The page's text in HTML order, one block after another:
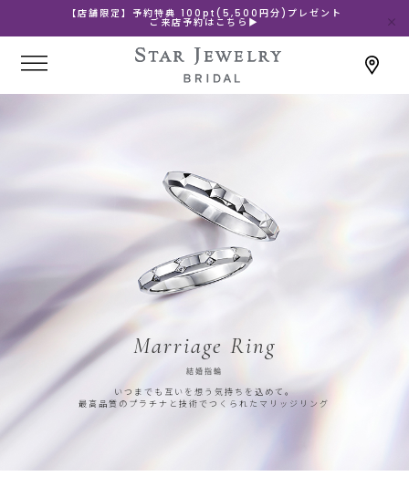
【店舗限定】予約特典 100pt(5,500円分)プレゼント
ご来店予約はこちら▶
Marriage Ring
結婚指輪
いつまでも互いを想う気持ちを込めて。
最高品質のプラチナと技術でつくられたマリッジリング